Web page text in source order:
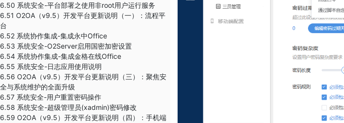
6.50 系统安全-平台部署之使用非root用户运行服务
6.51 O2OA（v9.5）开发平台更新说明（一）：流程平
台
6.52 系统协作集成-集成永中Office
6.53 系统安全-O2Server启用国密加密设置
6.54 系统协作集成-集成金格在线Office
6.55 系统安全-日志应用使用说明
6.56 O2OA（v9.5）开发平台更新说明（三）：聚焦安
全与系统维护的全面升级
6.57 系统安全-用户重置密码操作
6.58 系统安全-超级管理员(xadmin)密码修改
6.59 O2OA（v9.5）开发平台更新说明（四）：手机端